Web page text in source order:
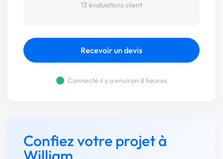
13 évaluations client
Recevoir un devis
Connecté il y a environ 8 heures
Confiez votre projet à